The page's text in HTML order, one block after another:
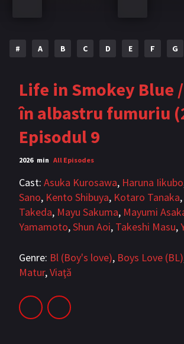
BLOG
Articole Cărți traduse
Muzică
ALĂTURĂ-TE
Înregistrează-te Autentificare
# A B C D E F G
Life in Smokey Blue
în albastru fumuriu
Episodul 9
2026 min All Episodes
Cast: Asuka Kurosawa, Haruna Iikubo
Sano, Kento Shibuya, Kotaro Tanaka,
Takeda, Mayu Sakuma, Mayumi
Yamamoto,Shun Aoi, Takeshi Masu,
Genre: Bl (Boy's love), Boys Love (BL)
Matur,Viaţă